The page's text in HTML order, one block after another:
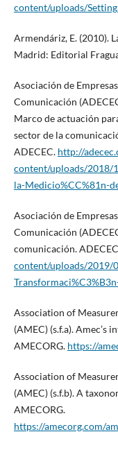
content/uploads/
Armendáriz, E. (2010).
Madrid: Editorial
Asociación de
Comunicación
Marco de actuación
sector de la
ADECEC. http://
content/uploads/2018/
la-Medicio%CC%81n-
Asociación de
Comunicación
comunicación.
content/uploads/2019/
Association of
(AMEC) (s.f.a). Amec’s
AMECORG. https://
Association of
(AMEC) (s.f.b). A
AMECORG.
https://amecorg.com/